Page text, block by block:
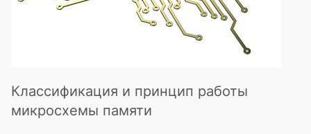
Классификация и принцип работы
микросхемы памяти